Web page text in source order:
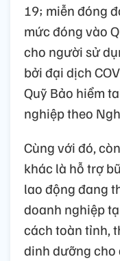
19; miễn đóng
mức đóng vào
cho người sử
bởi đại dịch
Quỹ Bảo hiểm
nghiệp theo
Cùng với đó,
khác là hỗ trợ
lao động đang
doanh nghiệp
cách toàn tỉnh,
dinh dưỡng cho